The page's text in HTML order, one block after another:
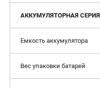
АККУМУЛЯТОРНАЯ СЕРИЯ
Емкость аккумулятора
Вес упаковки батарей